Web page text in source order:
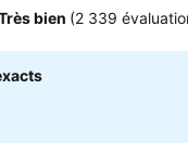
bien (2 339